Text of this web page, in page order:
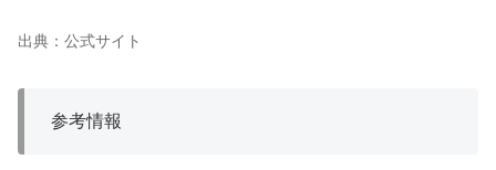
出典：公式サイト
参考情報